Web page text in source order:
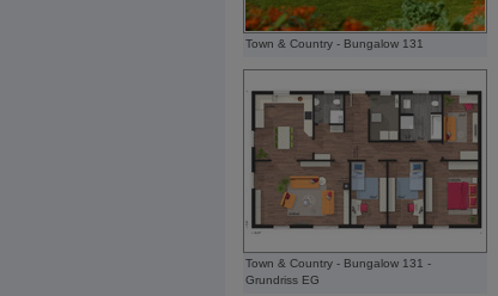
Town & Country - Bungalow 131
Town & Country - Bungalow 131 -
Grundriss EG